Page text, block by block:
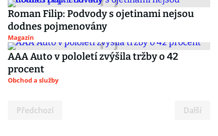
Roman Filip: Podvody s ojetinami nejsou
dodnes pojmenovány
Magazín
AAA Auto v pololetí zvýšila tržby o 42
procent
Obchod a služby
Předchozí Další